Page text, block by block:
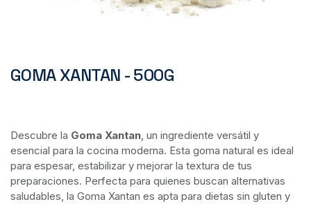
GOMA XANTAN - 500G
Descubre la Goma Xantan, un ingrediente versátil y
esencial para la cocina moderna. Esta goma natural es ideal
para espesar, estabilizar y mejorar la textura de tus
preparaciones. Perfecta para quienes buscan alternativas
saludables, la Goma Xantan es apta para dietas sin gluten y